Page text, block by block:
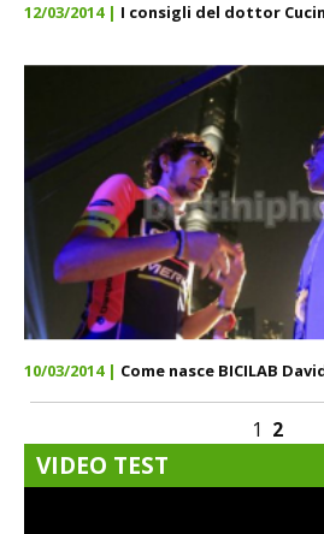
12/03/2014 | I consigli del dottor
10/03/2014 | Come nasce BICILAB
1 2
VIDEO TEST